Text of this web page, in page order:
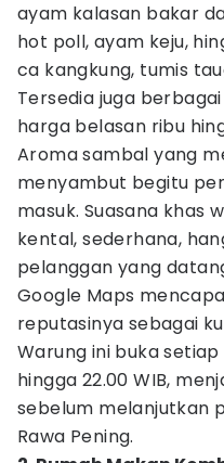
ayam kalasan bakar
hot poll, ayam keju,
ca kangkung, tumis
Tersedia juga
harga belasan ribu
Aroma sambal yang
menyambut begitu
masuk. Suasana khas
kental, sederhana,
pelanggan yang
Google Maps
reputasinya sebagai
Warung ini buka
hingga 22.00 WIB,
sebelum melanjutkan
Rawa Pening.